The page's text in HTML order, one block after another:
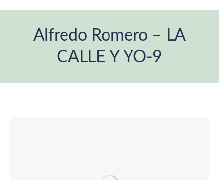
Alfredo Romero – LA
CALLE Y YO-9